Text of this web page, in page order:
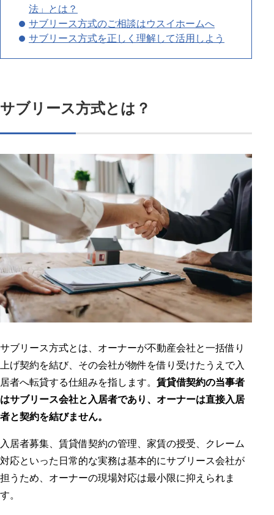
法」とは？
サブリース方式のご相談はウスイホームへ
サブリース方式を正しく理解して活用しよう
サブリース方式とは？
サブリース方式とは、オーナーが不動産会社と一括借り
上げ契約を結び、その会社が物件を借り受けたうえで入
居者へ転貸する仕組みを指します。 賃貸借契約の当事者
はサブリース会社と入居者であり、オーナーは直接入居
者と契約を結びません。
入居者募集、賃貸借契約の管理、家賃の授受、クレーム
対応といった日常的な実務は基本的にサブリース会社が
担うため、オーナーの現場対応は最小限に抑えられま
す。